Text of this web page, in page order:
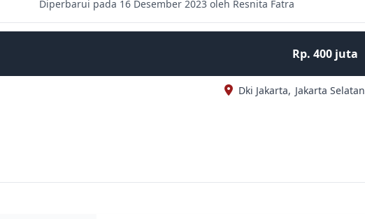
Diperbarui pada 16 Desember 2023 oleh Resnita Fatra
Rp. 400 juta
Dki Jakarta, Jakarta Selatan